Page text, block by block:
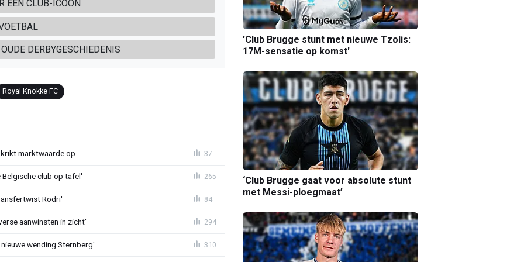
EEN CLUB-ICOON
DERBYGESCHIEDENIS
Royal Knokke FC
marktwaarde op 37
club op tafel' 265
Rodri' 84
aanwinsten in zicht' 294
wending Sternberg' 310
'Club Brugge stunt met nieuwe Tzolis:
17M-sensatie op komst'
‘Club Brugge gaat voor absolute stunt
met Messi-ploegmaat’